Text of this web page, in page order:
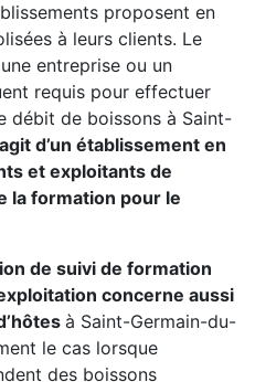
proposent en
à leurs clients. Le
entreprise ou un
requis pour effectuer
débit de boissons à Saint-
d’un établissement en
et exploitants de
la formation pour le
de suivi de formation
concerne aussi
à Saint-Germain-du-
le cas lorsque
des boissons